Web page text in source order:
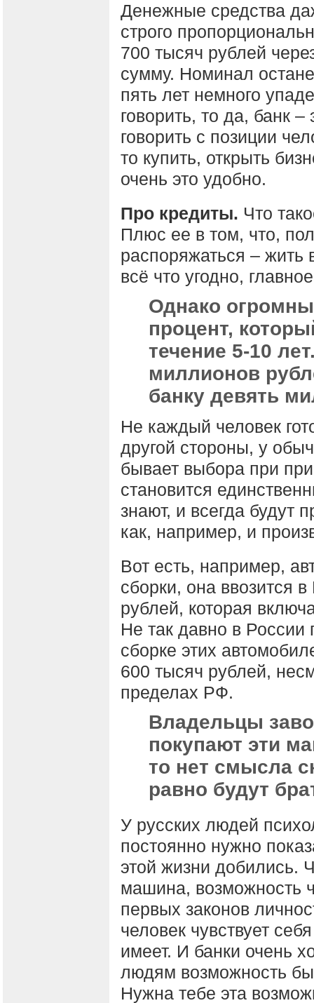
Денежные средства
строго
700 тысяч рублей
сумму. Номинал
пять лет немного
говорить, то да, банк
говорить с позиции
то купить, открыть
очень это удобно.
Про кредиты. Что
Плюс ее в том, что,
распоряжаться – жить
всё что угодно,
Однако
процент,
течение 5-10
миллионов
банку девять
Не каждый человек
другой стороны, у
бывает выбора при
становится
знают, и всегда будут
как, например, и
Вот есть, например,
сборки, она ввозится
рублей, которая
Не так давно в России
сборке этих
600 тысяч рублей,
пределах РФ.
Владельцы
покупают эти
то нет смысла
равно будут
У русских людей
постоянно нужно
этой жизни добились.
машина, возможность
первых законов
человек чувствует
имеет. И банки очень
людям возможность
Нужна тебе эта